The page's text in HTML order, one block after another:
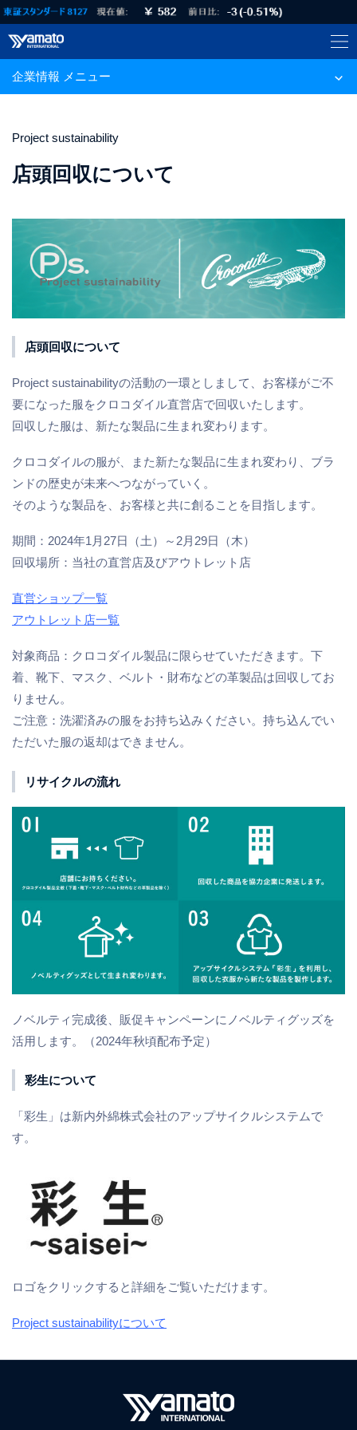
企業情報 メニュー
Project sustainability
店頭回収について
店頭回収について
Project sustainabilityの活動の一環としまして、お客様がご不
要になった服をクロコダイル直営店で回収いたします。
回収した服は、新たな製品に生まれ変わります。
クロコダイルの服が、また新たな製品に生まれ変わり、ブラ
ンドの歴史が未来へつながっていく。
そのような製品を、お客様と共に創ることを目指します。
期間：2024年1月27日（土）～2月29日（木）
回収場所：当社の直営店及びアウトレット店
直営ショップ一覧
アウトレット店一覧
対象商品：クロコダイル製品に限らせていただきます。下
着、靴下、マスク、ベルト・財布などの革製品は回収してお
りません。
ご注意：洗濯済みの服をお持ち込みください。持ち込んでい
ただいた服の返却はできません。
リサイクルの流れ
ノベルティ完成後、販促キャンペーンにノベルティグッズを
活用します。（2024年秋頃配布予定）
彩生について
「彩生」は新内外綿株式会社のアップサイクルシステムで
す。
ロゴをクリックすると詳細をご覧いただけます。
Project sustainabilityについて